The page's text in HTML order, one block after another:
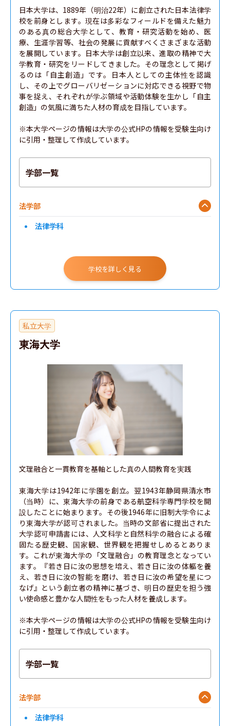
日本大学は、1889年（明治22年）に創立された日本法律学
校を前身とします。現在は多彩なフィールドを備えた魅力
のある真の総合大学として、教育・研究活動を始め、医
療、生涯学習等、社会の発展に貢献すべくさまざまな活動
を展開しています。日本大学は創立以来、進取の精神で大
学教育・研究をリードしてきました。その理念として掲げ
るのは「自主創造」です。日本人としての主体性を認識
し、その上でグローバリゼーションに対応できる視野で物
事を捉え、それぞれが学ぶ領域や活動体験を生かし「自主
創造」の気風に満ちた人材の育成を目指しています。
※本大学ページの情報は大学の公式HPの情報を受験生向け
に引用・整理して作成しています。
学部一覧
法学部
法律学科
学校を詳しく見る
私立大学
東海大学
文理融合と一貫教育を基軸とした真の人間教育を実践
東海大学は1942年に学園を創立。翌1943年静岡県清水市
（当時）に、東海大学の前身である航空科学専門学校を開
設したことに始まります。その後1946年に旧制大学令によ
り東海大学が認可されました。当時の文部省に提出された
大学認可申請書には、人文科学と自然科学の融合による確
固たる歴史観、国家観、世界観を把握せしめるとありま
す。これが東海大学の「文理融合」の教育理念となってい
ます。『若き日に汝の思想を培え、若き日に汝の体軀を養
え、若き日に汝の智能 を磨け、若き日に汝の希望を星につ
なげ』という創立者の精神に基づき、明日の歴史を担う強
い使命感と豊かな人間性をもった人材を養成します。
※本大学ページの情報は大学の公式HPの情報を受験生向け
に引用・整理して作成しています。
学部一覧
法学部
法律学科